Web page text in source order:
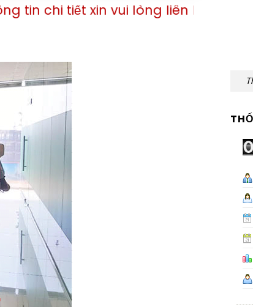
vui lòng liên hệ với công ty theo số